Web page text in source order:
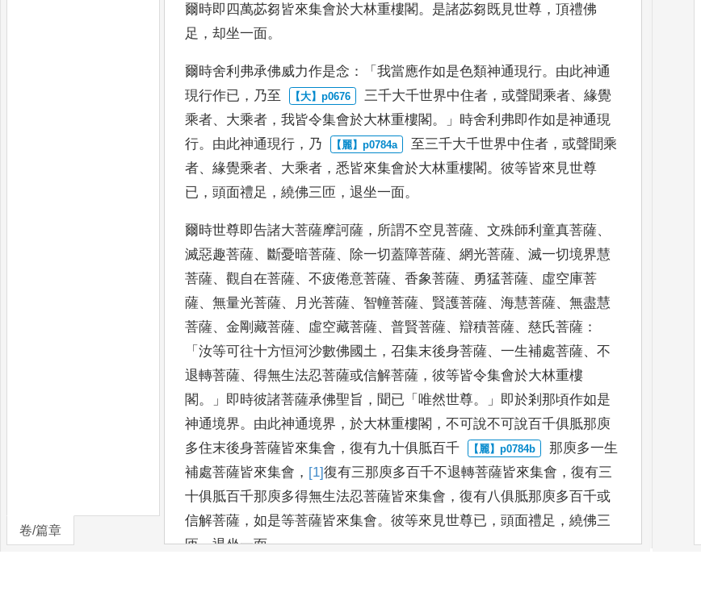
卷/篇章
爾時即四萬苾芻皆來集會於大林重樓閣。 是諸苾芻既見世尊 ， 頂禮佛
足 ， 却坐一面。
爾時舍利弗承佛威力作是念 ：「 我當應作如是色類神通現行。 由此神通
現行作已 ， 乃至 三千大千世界中住者 ，或聲聞乘者、緣覺
乘者、 大乘者 ， 我皆令集會於大林重樓閣。」 時舍利弗即作如是神通現
行。 由此神通現行 ， 乃 至三千大千世界中住者 ，或聲聞乘
者、 緣覺乘者、 大乘者 ， 悉皆來集會於大林重樓閣。 彼等皆來見世尊
已 ， 頭面禮足 ， 繞佛三匝 ， 退坐一面。
爾時世尊即告諸大菩薩摩訶薩 ， 所謂不空 見菩薩、 文殊師利童真菩薩、
滅惡趣菩薩、 斷憂暗菩薩、 除一切蓋障菩薩、 網光菩薩、 滅一切境界慧
菩薩、 觀自在菩薩、 不疲倦意菩薩、 香象菩薩、 勇猛菩薩、 虛空庫菩
薩、 無量光菩薩、 月光菩薩、 智幢菩薩、 賢護菩薩、 海慧菩薩、 無盡慧
菩薩、 金剛藏菩薩、 虛空藏菩薩、 普賢菩薩、 辯積菩薩、 慈氏菩薩 ：
「 汝等可往十方恒河沙數佛國土 ， 召集末後身菩薩、 一生補處菩薩、 不
退轉菩薩、 得無生法忍菩薩或信解菩薩 ， 彼等皆令集會於大林重樓
閣。」 即時彼諸菩薩承佛聖旨 ， 聞已 「 唯然世尊。」 即於剎那頃作如是
神通境界。 由此神通境界 ， 於大林重樓閣 ， 不可說不可說百千俱胝那庾
多住末後身菩薩皆來集會 ， 復有九十俱胝百千
那庾多一生
補處菩薩皆來集會 ， [1]復有三那庾多百千不退轉菩薩皆來集會 ， 復有三
十俱胝百千那庾多得無生法忍菩薩皆來集會 ， 復有八俱胝那庾多百千或
信解菩薩 ， 如是等菩薩皆來集會。 彼等來見世尊已 ， 頭面禮足 ， 繞佛三
匝，退坐一面。